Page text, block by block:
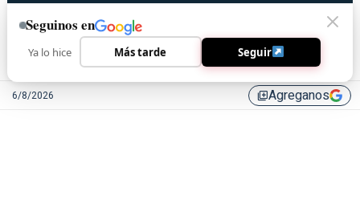
6/8/2026 library_addAgreganos
Seguinos en
Ya lo hice Más tarde Seguir